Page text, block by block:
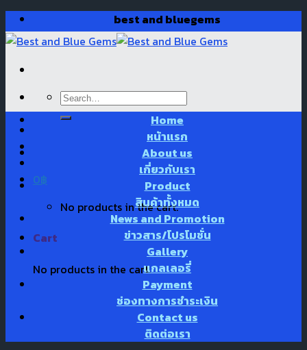
Skip
to
content
best and bluegems
Search
for:
0฿
No products in the cart.
Cart
No products in the cart.
Home
หน้าแรก
About us
เกี่ยวกับเรา
Product
สินค้าทั้งหมด
News and Promotion
ข่าวสาร/โปรโมชั่น
Gallery
แกลเลอรี่
Payment
ช่องทางการชำระเงิน
Contact us
ติดต่อเรา